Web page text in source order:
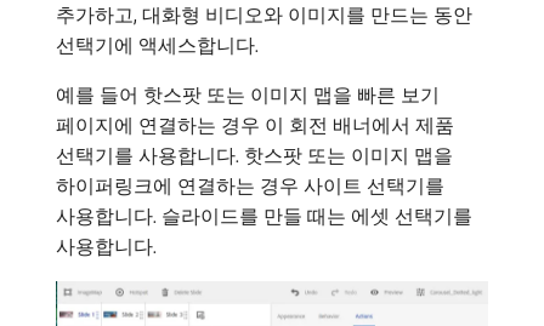
추가하고, 대화형 비디오와 이미지를 만드는 동안
선택기에 액세스합니다.
예를 들어 핫스팟 또는 이미지 맵을 빠른 보기
페이지에 연결하는 경우 이 회전 배너에서 제품
선택기를 사용합니다. 핫스팟 또는 이미지 맵을
하이퍼링크에 연결하는 경우 사이트 선택기를
사용합니다. 슬라이드를 만들 때는 에셋 선택기를
사용합니다.